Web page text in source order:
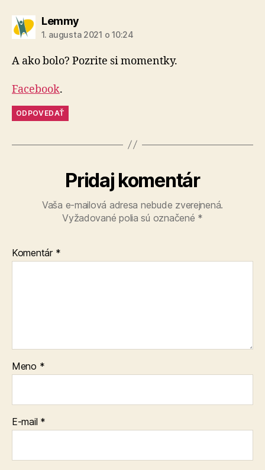
Lemmyhovorí:
1. augusta 2021 o 10:24
A ako bolo? Pozrite si momentky.
Facebook.
ODPOVEDAŤ
Pridaj komentár
Vaša e-mailová adresa nebude zverejnená.
Vyžadované polia sú označené *
Komentár *
Meno *
E-mail *